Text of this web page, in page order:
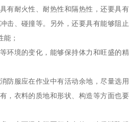
有耐火性、耐热性和隔热性，还要具有
击、碰撞等。另外，还要具有能够阻止
能；
环境的变化，能够保持体力和旺盛的精
防服应在作业中有活动余地，尽量选用
，衣料的质地和形状、构造等方面也要